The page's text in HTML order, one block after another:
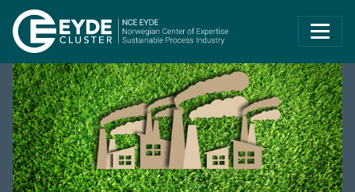
Eyde-Cluster |